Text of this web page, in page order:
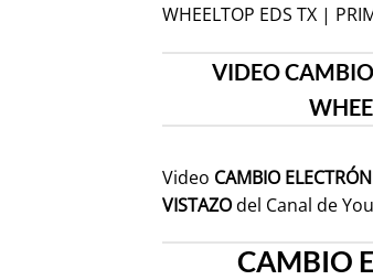
WHEELTOP EDS TX |
VIDEO
Video CAMBIO
VISTAZOdel Canal de
CAMBIO